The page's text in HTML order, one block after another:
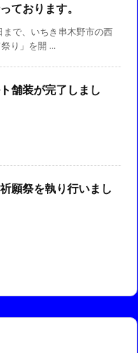
ております。
で、いちき串木野市の西
り」を開 ...
舗装が完了しまし
願祭を執り行いまし